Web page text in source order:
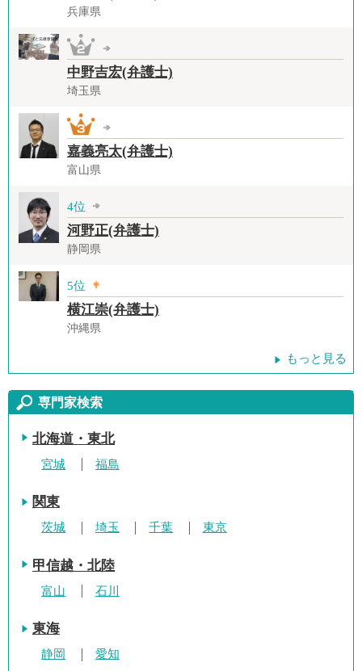
兵庫県
中野吉宏(弁護士)
埼玉県
嘉義亮太(弁護士)
富山県
4位
河野正(弁護士)
静岡県
5位
横江崇(弁護士)
沖縄県
もっと見る
専門家検索
北海道・東北
宮城 福島
関東
茨城 埼玉 千葉 東京
甲信越・北陸
富山 石川
東海
静岡 愛知